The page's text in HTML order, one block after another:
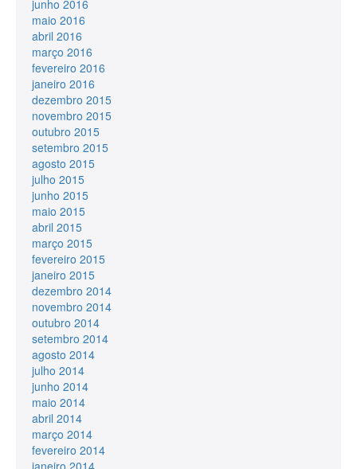
junho 2016
maio 2016
abril 2016
março 2016
fevereiro 2016
janeiro 2016
dezembro 2015
novembro 2015
outubro 2015
setembro 2015
agosto 2015
julho 2015
junho 2015
maio 2015
abril 2015
março 2015
fevereiro 2015
janeiro 2015
dezembro 2014
novembro 2014
outubro 2014
setembro 2014
agosto 2014
julho 2014
junho 2014
maio 2014
abril 2014
março 2014
fevereiro 2014
janeiro 2014